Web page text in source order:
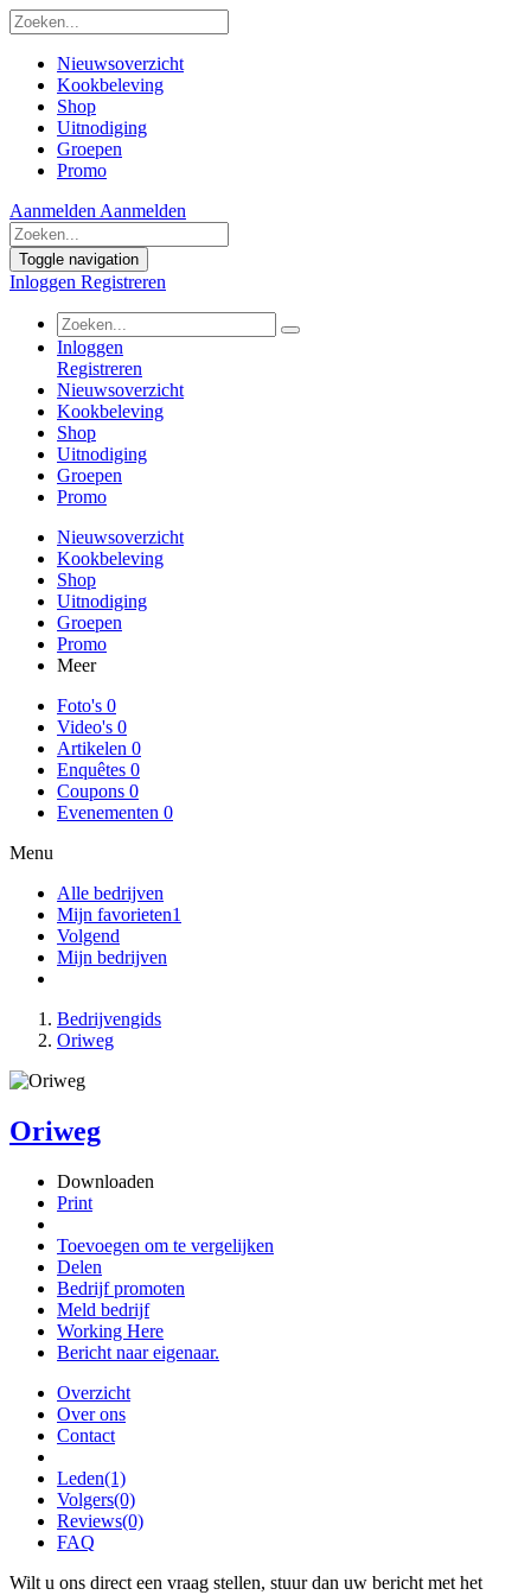
Nieuwsoverzicht
Kookbeleving
Shop
Uitnodiging
Groepen
Promo
Aanmelden Aanmelden
Toggle navigation
Inloggen Registreren
Inloggen
Registreren
Nieuwsoverzicht
Kookbeleving
Shop
Uitnodiging
Groepen
Promo
Nieuwsoverzicht
Kookbeleving
Shop
Uitnodiging
Groepen
Promo
Meer
Foto's 0
Video's 0
Artikelen 0
Enquêtes 0
Coupons 0
Evenementen 0
Menu
Alle bedrijven
Mijn favorieten1
Volgend
Mijn bedrijven
Bedrijvengids
Oriweg
Oriweg
Downloaden
Print
Toevoegen om te vergelijken
Delen
Bedrijf promoten
Meld bedrijf
Working Here
Bericht naar eigenaar.
Overzicht
Over ons
Contact
Leden(1)
Volgers(0)
Reviews(0)
FAQ
Wilt u ons direct een vraag stellen, stuur dan uw bericht met het